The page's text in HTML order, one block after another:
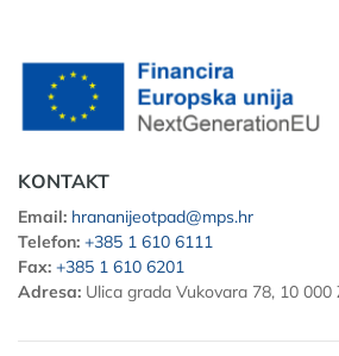
KONTAKT
Email: hrananijeotpad@mps.hr
Telefon: +385 1 610 6111
Fax: +385 1 610 6201
Adresa: Ulica grada Vukovara 78, 10 000